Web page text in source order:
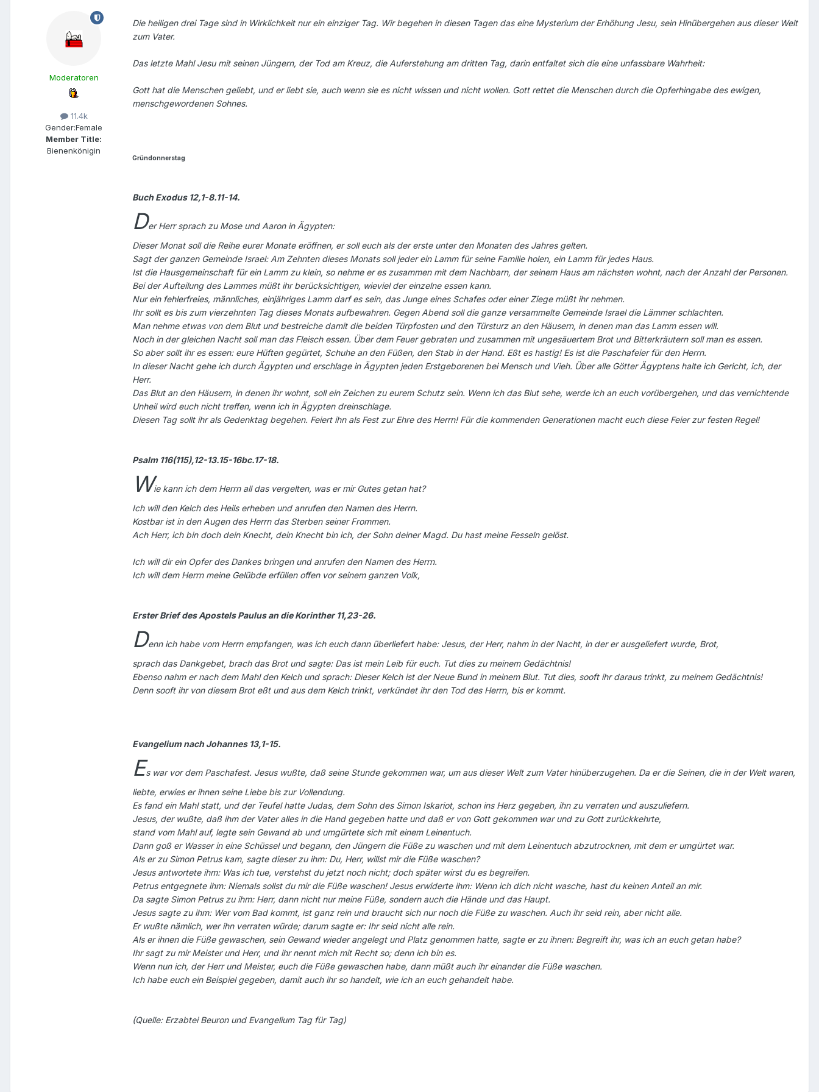
Moderatoren
11.4k
Gender:Female
Member Title:
Bienenkönigin
Die heiligen drei Tage sind in Wirklichkeit nur ein einziger Tag. Wir begehen in diesen Tagen das eine Mysterium der Erhöhung Jesu, sein Hinübergehen aus dieser Welt
zum Vater.
Das letzte Mahl Jesu mit seinen Jüngern, der Tod am Kreuz, die Auferstehung am dritten Tag, darin entfaltet sich die eine unfassbare Wahrheit:
Gott hat die Menschen geliebt, und er liebt sie, auch wenn sie es nicht wissen und nicht wollen. Gott rettet die Menschen durch die Opferhingabe des ewigen,
menschgewordenen Sohnes.
Gründonnerstag
Buch Exodus 12,1-8.11-14.
Der Herr sprach zu Mose und Aaron in Ägypten:
Dieser Monat soll die Reihe eurer Monate eröffnen, er soll euch als der erste unter den Monaten des Jahres gelten.
Sagt der ganzen Gemeinde Israel: Am Zehnten dieses Monats soll jeder ein Lamm für seine Familie holen, ein Lamm für jedes Haus.
Ist die Hausgemeinschaft für ein Lamm zu klein, so nehme er es zusammen mit dem Nachbarn, der seinem Haus am nächsten wohnt, nach der Anzahl der Personen.
Bei der Aufteilung des Lammes müßt ihr berücksichtigen, wieviel der einzelne essen kann.
Nur ein fehlerfreies, männliches, einjähriges Lamm darf es sein, das Junge eines Schafes oder einer Ziege müßt ihr nehmen.
Ihr sollt es bis zum vierzehnten Tag dieses Monats aufbewahren. Gegen Abend soll die ganze versammelte Gemeinde Israel die Lämmer schlachten.
Man nehme etwas von dem Blut und bestreiche damit die beiden Türpfosten und den Türsturz an den Häusern, in denen man das Lamm essen will.
Noch in der gleichen Nacht soll man das Fleisch essen. Über dem Feuer gebraten und zusammen mit ungesäuertem Brot und Bitterkräutern soll man es essen.
So aber sollt ihr es essen: eure Hüften gegürtet, Schuhe an den Füßen, den Stab in der Hand. Eßt es hastig! Es ist die Paschafeier für den Herrn.
In dieser Nacht gehe ich durch Ägypten und erschlage in Ägypten jeden Erstgeborenen bei Mensch und Vieh. Über alle Götter Ägyptens halte ich Gericht, ich, der
Herr.
Das Blut an den Häusern, in denen ihr wohnt, soll ein Zeichen zu eurem Schutz sein. Wenn ich das Blut sehe, werde ich an euch vorübergehen, und das vernichtende
Unheil wird euch nicht treffen, wenn ich in Ägypten dreinschlage.
Diesen Tag sollt ihr als Gedenktag begehen. Feiert ihn als Fest zur Ehre des Herrn! Für die kommenden Generationen macht euch diese Feier zur festen Regel!
Psalm 116(115),12-13.15-16bc.17-18.
Wie kann ich dem Herrn all das vergelten, was er mir Gutes getan hat?
Ich will den Kelch des Heils erheben und anrufen den Namen des Herrn.
Kostbar ist in den Augen des Herrn das Sterben seiner Frommen.
Ach Herr, ich bin doch dein Knecht, dein Knecht bin ich, der Sohn deiner Magd. Du hast meine Fesseln gelöst.
Ich will dir ein Opfer des Dankes bringen und anrufen den Namen des Herrn.
Ich will dem Herrn meine Gelübde erfüllen offen vor seinem ganzen Volk,
Erster Brief des Apostels Paulus an die Korinther 11,23-26.
Denn ich habe vom Herrn empfangen, was ich euch dann überliefert habe: Jesus, der Herr, nahm in der Nacht, in der er ausgeliefert wurde, Brot,
sprach das Dankgebet, brach das Brot und sagte: Das ist mein Leib für euch. Tut dies zu meinem Gedächtnis!
Ebenso nahm er nach dem Mahl den Kelch und sprach: Dieser Kelch ist der Neue Bund in meinem Blut. Tut dies, sooft ihr daraus trinkt, zu meinem Gedächtnis!
Denn sooft ihr von diesem Brot eßt und aus dem Kelch trinkt, verkündet ihr den Tod des Herrn, bis er kommt.
Evangelium nach Johannes 13,1-15.
Es war vor dem Paschafest. Jesus wußte, daß seine Stunde gekommen war, um aus dieser Welt zum Vater hinüberzugehen. Da er die Seinen, die in der Welt waren,
liebte, erwies er ihnen seine Liebe bis zur Vollendung.
Es fand ein Mahl statt, und der Teufel hatte Judas, dem Sohn des Simon Iskariot, schon ins Herz gegeben, ihn zu verraten und auszuliefern.
Jesus, der wußte, daß ihm der Vater alles in die Hand gegeben hatte und daß er von Gott gekommen war und zu Gott zurückkehrte,
stand vom Mahl auf, legte sein Gewand ab und umgürtete sich mit einem Leinentuch.
Dann goß er Wasser in eine Schüssel und begann, den Jüngern die Füße zu waschen und mit dem Leinentuch abzutrocknen, mit dem er umgürtet war.
Als er zu Simon Petrus kam, sagte dieser zu ihm: Du, Herr, willst mir die Füße waschen?
Jesus antwortete ihm: Was ich tue, verstehst du jetzt noch nicht; doch später wirst du es begreifen.
Petrus entgegnete ihm: Niemals sollst du mir die Füße waschen! Jesus erwiderte ihm: Wenn ich dich nicht wasche, hast du keinen Anteil an mir.
Da sagte Simon Petrus zu ihm: Herr, dann nicht nur meine Füße, sondern auch die Hände und das Haupt.
Jesus sagte zu ihm: Wer vom Bad kommt, ist ganz rein und braucht sich nur noch die Füße zu waschen. Auch ihr seid rein, aber nicht alle.
Er wußte nämlich, wer ihn verraten würde; darum sagte er: Ihr seid nicht alle rein.
Als er ihnen die Füße gewaschen, sein Gewand wieder angelegt und Platz genommen hatte, sagte er zu ihnen: Begreift ihr, was ich an euch getan habe?
Ihr sagt zu mir Meister und Herr, und ihr nennt mich mit Recht so; denn ich bin es.
Wenn nun ich, der Herr und Meister, euch die Füße gewaschen habe, dann müßt auch ihr einander die Füße waschen.
Ich habe euch ein Beispiel gegeben, damit auch ihr so handelt, wie ich an euch gehandelt habe.
(Quelle: Erzabtei Beuron und Evangelium Tag für Tag)